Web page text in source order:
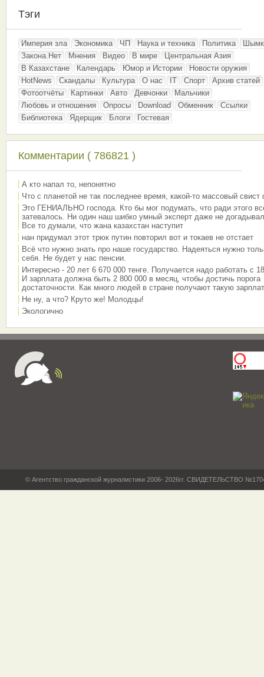
Тэги
Империя зла Экономика ЧП Наука и техника Политика
Закона.Нет
Мнения Видео В мире
Центральная Азия
В Казахстане
Календарь Юмор и Истории
Новости оружия
HotNews
Скандалы Культура О нас IT Спорт
Архив статей
Фотоотчёты
Картинки Авто Девчонки
Мальчики
Любовь и отношения
Опросы Download Обменник
Ссылки
Библиотека
Ядерщик Блоги Гостевая
Комментарии ( 786821 )
А кто напал то, непонятно
Что с планетой не так последнее время, какой-то массовый свист
Это ГЕНИАЛЬНО господа. Кто бы мог подумать, что ради этого
затевалось. Ни один наш шибко умный эксперт даже не
Все то думали, что жана казахстан наступит
нан придумал этот трюк путин повторил вот и токаев не отстает
Всё что нужно знать про наше государство. Надеяться нужно
себя. Не будет у нас пенсии.
Интересно - 20 лет 6 670 000 тенге. Получается надо работать с
И зарплата должна быть 2 800 000 в месяц, чтобы достичь порога
достаточности. Как много людей в стране получают такую
Не ну, а что? Круто же! Молодцы!
Экологично
© Агентство гражданской журналистики 2006- 2026гг. СВИДЕТЕЛЬСТВО